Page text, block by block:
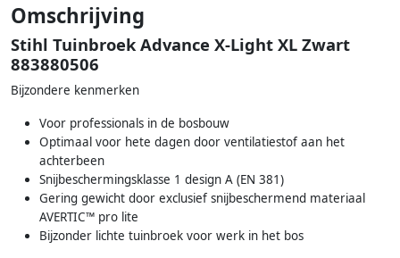
Omschrijving
Stihl Tuinbroek Advance X-Light XL Zwart
883880506
Bijzondere kenmerken
Voor professionals in de bosbouw
Optimaal voor hete dagen door ventilatiestof aan het
achterbeen
Snijbeschermingsklasse 1 design A (EN 381)
Gering gewicht door exclusief snijbeschermend materiaal
AVERTIC™ pro lite
Bijzonder lichte tuinbroek voor werk in het bos